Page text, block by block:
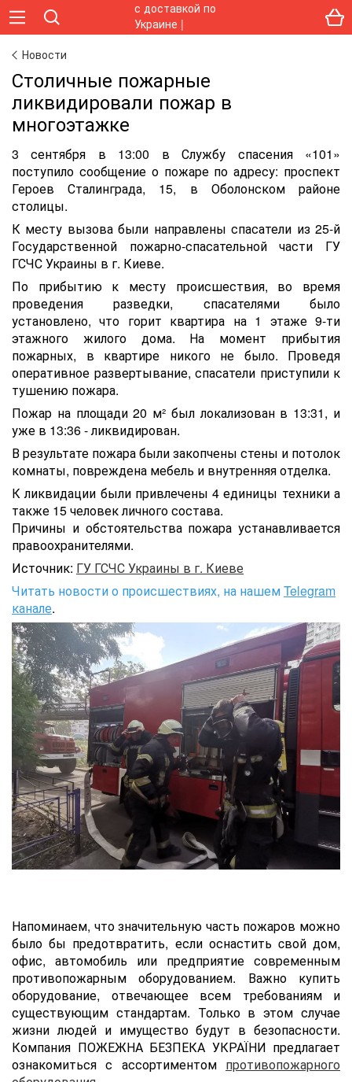
Новости
Столичные пожарные
ликвидировали пожар в
многоэтажке
3 сентября в 13:00 в Службу спасения «101»
поступило сообщение о пожаре по адресу: проспект
Героев Сталинграда, 15, в Оболонском районе
столицы.
К месту вызова были направлены спасатели из 25-й
Государственной пожарно-спасательной части ГУ
ГСЧС Украины в г. Киеве.
По прибытию к месту происшествия, во время
проведения разведки, спасателями было
установлено, что горит квартира на 1 этаже 9-ти
этажного жилого дома. На момент прибытия
пожарных, в квартире никого не было. Проведя
оперативное развертывание, спасатели приступили к
тушению пожара.
Пожар на площади 20 м² был локализован в 13:31, и
уже в 13:36 - ликвидирован.
В результате пожара были закопчены стены и потолок
комнаты, повреждена мебель и внутренняя отделка.
К ликвидации были привлечены 4 единицы техники а
также 15 человек личного состава.
Причины и обстоятельства пожара устанавливается
правоохранителями.
Источник: ГУ ГСЧС Украины в г. Киеве
Читать новости о происшествиях, на нашемTelegram
канале.
Напоминаем, что значительную часть пожаров можно
было бы предотвратить, если оснастить cвой дом,
офис, автомобиль или предприятие современным
противопожарным оборудованием. Важно купить
оборудование, отвечающее всем требованиям и
существующим стандартам. Только в этом случае
жизни людей и имущество будут в безопасности.
Компания ПОЖЕЖНА БЕЗПЕКА УКРАЇНИ предлагает
ознакомиться с ассортиментом противопожарного